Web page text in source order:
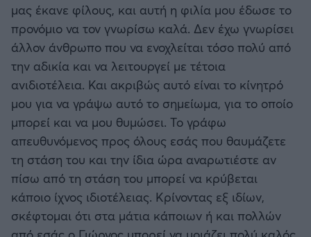
μας έκανε φίλους, και αυτή η φιλία μου έδωσε το
προνόμιο να τον γνωρίσω καλά. Δεν έχω γνωρίσει
άλλον άνθρωπο που να ενοχλείται τόσο πολύ από
την αδικία και να λειτουργεί με τέτοια
ανιδιοτέλεια. Και ακριβώς αυτό είναι το κίνητρό
μου για να γράψω αυτό το σημείωμα, για το οποίο
μπορεί και να μου θυμώσει. Το γράφω
απευθυνόμενος προς όλους εσάς που θαυμάζετε
τη στάση του και την ίδια ώρα αναρωτιέστε αν
πίσω από τη στάση του μπορεί να κρύβεται
κάποιο ίχνος ιδιοτέλειας. Κρίνοντας εξ ιδίων,
σκέφτομαι ότι στα μάτια κάποιων ή και πολλών